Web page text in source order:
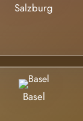
Salzburg
Basel